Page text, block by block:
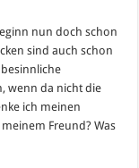
nun doch schon
sind auch schon
wenn da nicht die
ich meinen
Freund? Was